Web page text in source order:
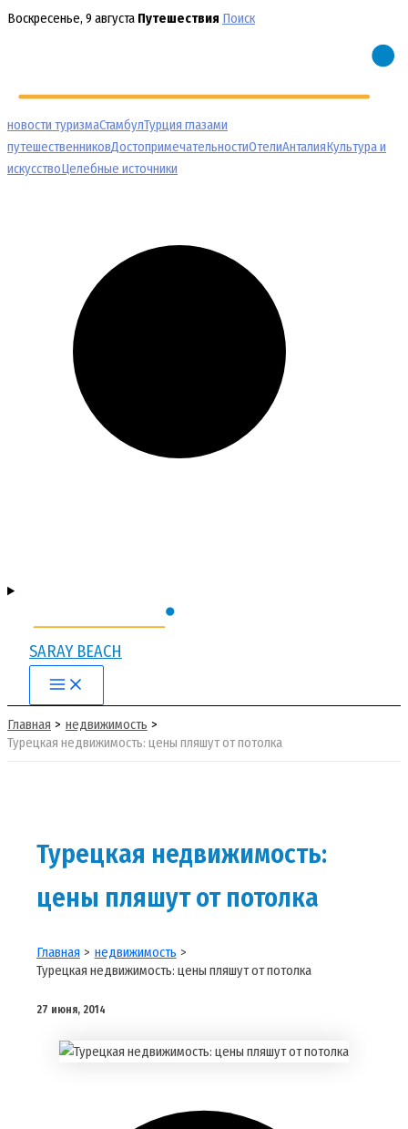
Перейти
Воскресенье, 9 августа Путешествия Поиск
новости туризмаСтамбулТурция глазами
путешественниковДостопримечательностиОтелиАнталияКультура и
искусствоЦелебные источники
SARAY BEACH
Main
Menu
Главная
недвижимость
Турецкая недвижимость: цены пляшут от потолка
Турецкая недвижимость:
цены пляшут от потолка
Главная
недвижимость
Турецкая недвижимость: цены пляшут от потолка
27 июня, 2014